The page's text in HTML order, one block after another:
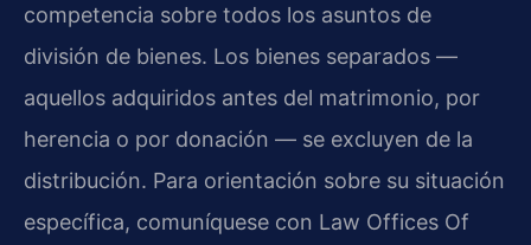
competencia sobre todos los asuntos de
división de bienes. Los bienes separados —
aquellos adquiridos antes del matrimonio, por
herencia o por donación — se excluyen de la
distribución. Para orientación sobre su situación
específica, comuníquese con Law Offices Of